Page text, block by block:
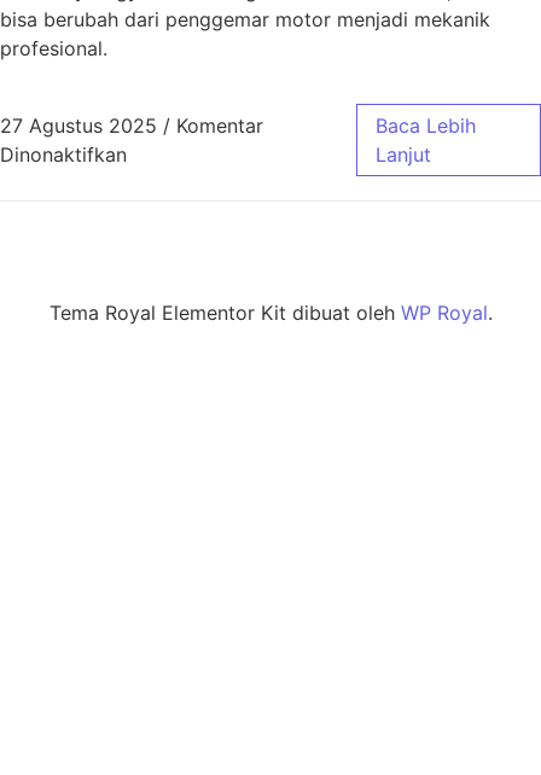
bisa berubah dari penggemar motor menjadi mekanik
profesional.
27 Agustus 2025 / Komentar
Dinonaktifkan
Baca Lebih
Lanjut
Tema Royal Elementor Kit dibuat oleh WP Royal.